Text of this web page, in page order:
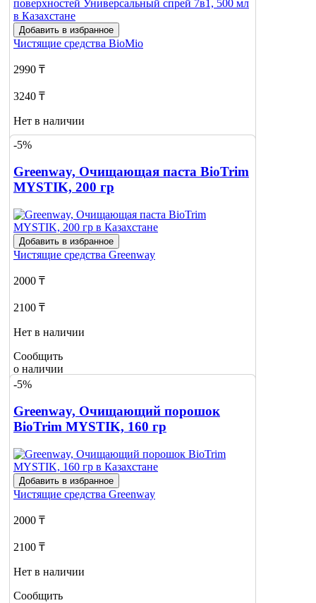
Добавить в избранное
Чистящие средства BioMio
2990 ₸
3240 ₸
Нет в наличии
Сообщить
-5%
Greenway, Очищающая паста BioTrim
MYSTIK, 200 гр
Добавить в избранное
Чистящие средства Greenway
2000 ₸
2100 ₸
Нет в наличии
Сообщить
о наличии
-5%
Greenway, Очищающий порошок
BioTrim MYSTIK, 160 гр
Добавить в избранное
Чистящие средства Greenway
2000 ₸
2100 ₸
Нет в наличии
Сообщить